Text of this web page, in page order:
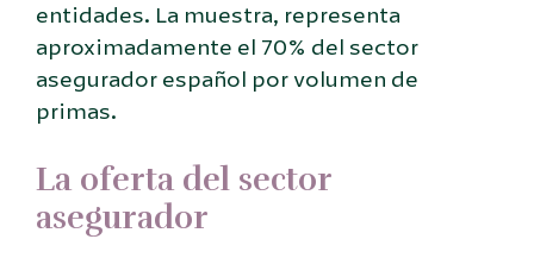
entidades. La muestra, representa
aproximadamente el 70% del sector
asegurador español por volumen de
primas.
La oferta del sector
asegurador